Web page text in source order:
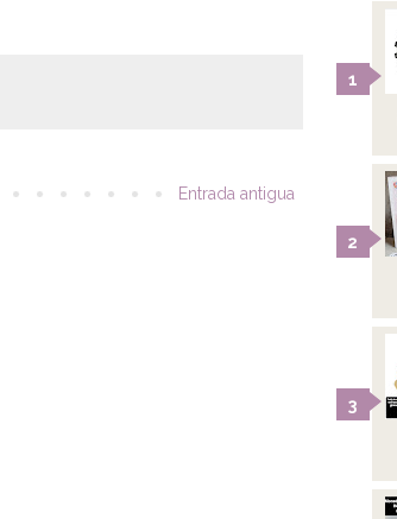
Entrada antigua